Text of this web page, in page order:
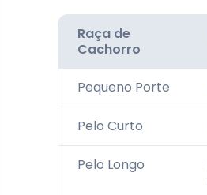
Raça de
Cachorro
Pequeno Porte
Pelo Curto
Pelo Longo